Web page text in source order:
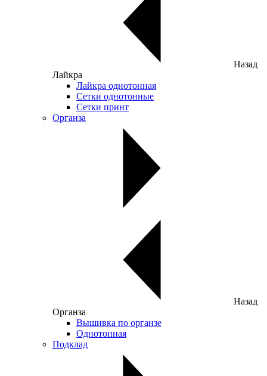
Назад
Лайкра
Лайкра однотонная
Сетки однотонные
Сетки принт
Органза
Назад
Органза
Вышивка по органзе
Однотонная
Подклад